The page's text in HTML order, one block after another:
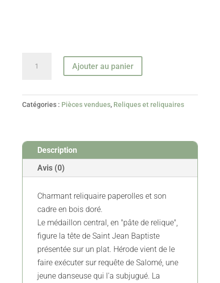
XVIIIe
-
Vendu
Ajouter au panier
Catégories : Pièces vendues, Reliques et reliquaires
Description
Avis (0)
Charmant reliquaire paperolles et son
cadre en bois doré.
Le médaillon central, en "pâte de relique",
figure la tête de Saint Jean Baptiste
présentée sur un plat. Hérode vient de le
faire exécuter sur requête de Salomé, une
jeune danseuse qui l'a subjugué. La